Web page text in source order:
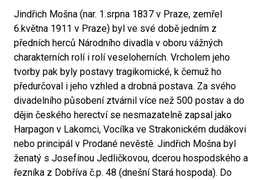
Jindřich Mošna (nar. 1.srpna 1837 v Praze, zemřel
6.května 1911 v Praze) byl ve své době jedním z
předních herců Národního divadla v oboru vážných
charakterních rolí i rolí veseloherních. Vrcholem jeho
tvorby pak byly postavy tragikomické, k čemuž ho
předurčoval i jeho vzhled a drobná postava. Za svého
divadelního působení ztvárnil více než 500 postav a do
dějin českého herectví se nesmazatelně zapsal jako
Harpagon v Lakomci, Vocílka ve Strakonickém dudákovi
nebo principál v Prodané nevěstě. Jindřich Mošna byl
ženatý s Josefínou Jedličkovou, dcerou hospodského a
řezníka z Dobříva č.p. 48 (dnešní Stará hospoda). Do